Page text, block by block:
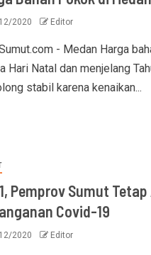
2020 Editor
- Medan Harga
Hari Natal dan menjelang
stabil karena kenaikan...
Pemprov Sumut
Covid-19
2020 Editor